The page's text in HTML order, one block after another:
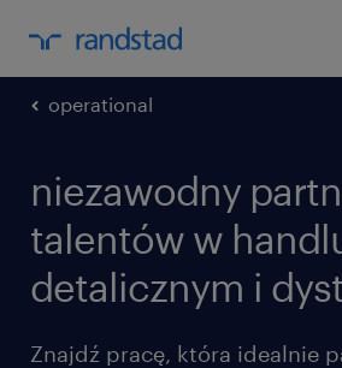
operational
niezawodny
talentów w
detalicznym i
Znajdź pracę, która idealnie